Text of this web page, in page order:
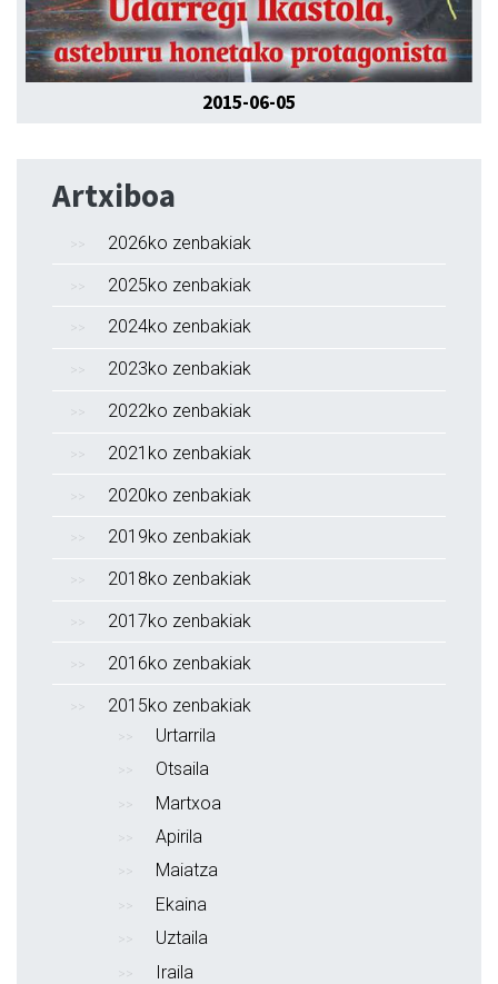
2015-06-05
Artxiboa
2026ko zenbakiak
2025ko zenbakiak
2024ko zenbakiak
2023ko zenbakiak
2022ko zenbakiak
2021ko zenbakiak
2020ko zenbakiak
2019ko zenbakiak
2018ko zenbakiak
2017ko zenbakiak
2016ko zenbakiak
2015ko zenbakiak
Urtarrila
Otsaila
Martxoa
Apirila
Maiatza
Ekaina
Uztaila
Iraila